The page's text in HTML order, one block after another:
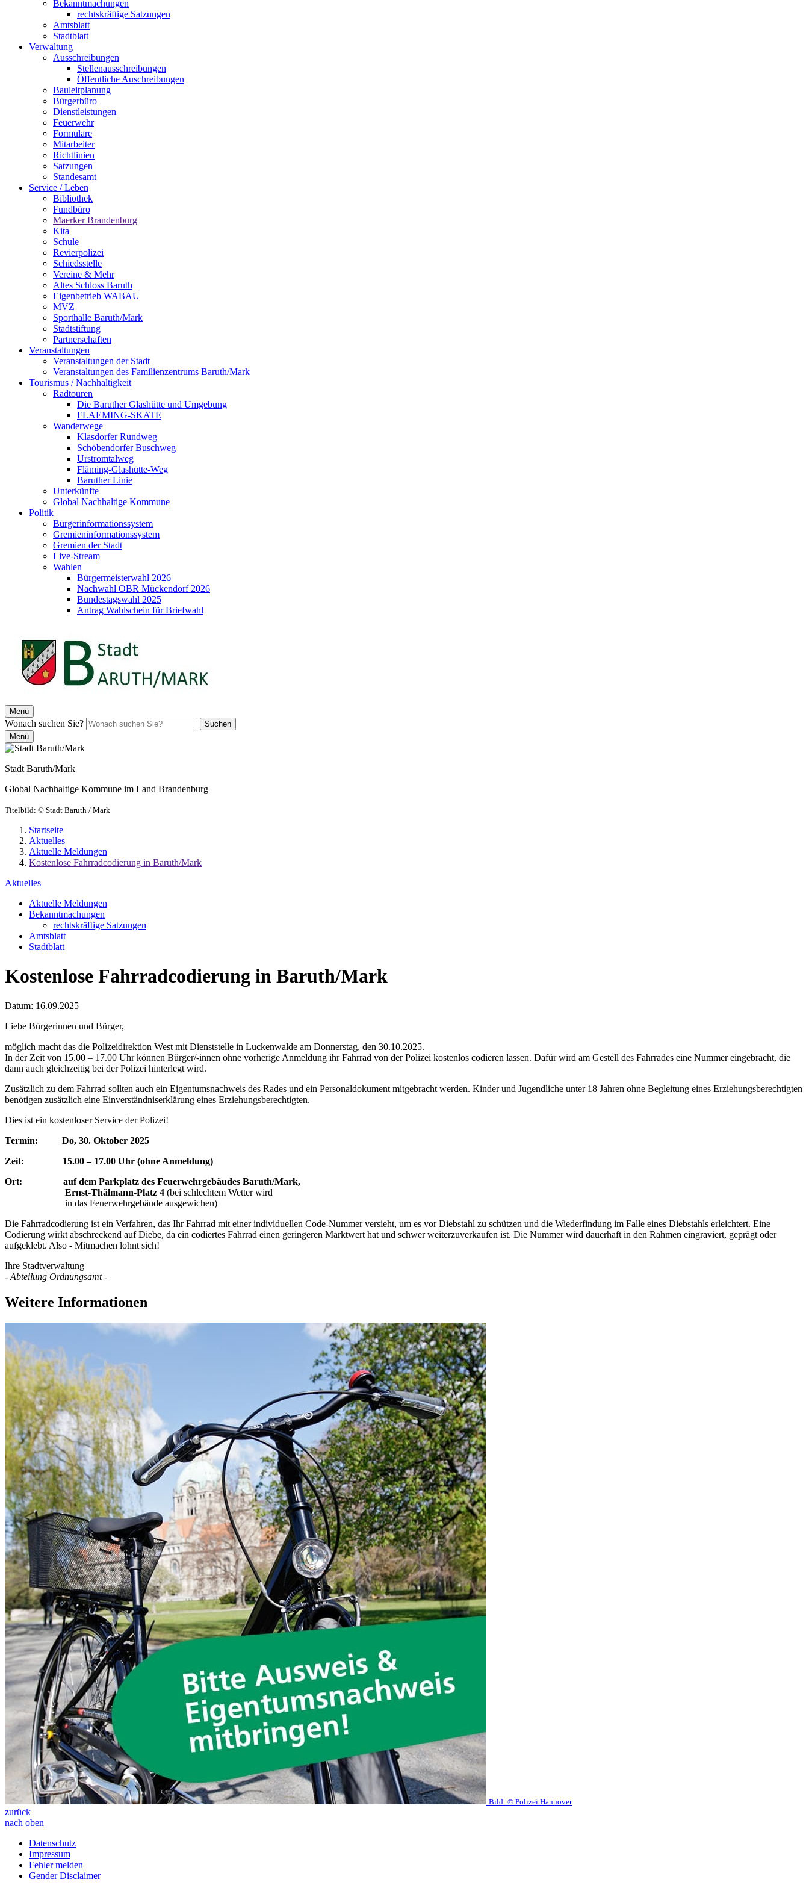
Bekanntmachungen
rechtskräftige Satzungen
Amtsblatt
Stadtblatt
Verwaltung
Ausschreibungen
Stellenausschreibungen
Öffentliche Auschreibungen
Bauleitplanung
Bürgerbüro
Dienstleistungen
Feuerwehr
Formulare
Mitarbeiter
Richtlinien
Satzungen
Standesamt
Service / Leben
Bibliothek
Fundbüro
Maerker Brandenburg
Kita
Schule
Revierpolizei
Schiedsstelle
Vereine & Mehr
Altes Schloss Baruth
Eigenbetrieb WABAU
MVZ
Sporthalle Baruth/Mark
Stadtstiftung
Partnerschaften
Veranstaltungen
Veranstaltungen der Stadt
Veranstaltungen des Familienzentrums Baruth/Mark
Tourismus / Nachhaltigkeit
Radtouren
Die Baruther Glashütte und Umgebung
FLAEMING-SKATE
Wanderwege
Klasdorfer Rundweg
Schöbendorfer Buschweg
Urstromtalweg
Fläming-Glashütte-Weg
Baruther Linie
Unterkünfte
Global Nachhaltige Kommune
Politik
Bürgerinformationssystem
Gremieninformationssystem
Gremien der Stadt
Live-Stream
Wahlen
Bürgermeisterwahl 2026
Nachwahl OBR Mückendorf 2026
Bundestagswahl 2025
Antrag Wahlschein für Briefwahl
Menü
Wonach suchen Sie?
Suchen
Menü
Stadt Baruth/Mark
Global Nachhaltige Kommune im Land Brandenburg
Titelbild: © Stadt Baruth / Mark
Startseite
Aktuelles
Aktuelle Meldungen
Kostenlose Fahrradcodierung in Baruth/Mark
Aktuelles
Aktuelle Meldungen
Bekanntmachungen
rechtskräftige Satzungen
Amtsblatt
Stadtblatt
Kostenlose Fahrradcodierung in Baruth/Mark
Datum: 16.09.2025
Liebe Bürgerinnen und Bürger,
möglich macht das die Polizeidirektion West mit Dienststelle in Luckenwalde am Donnerstag, den 30.10.2025.
In der Zeit von 15.00 – 17.00 Uhr können Bürger/-innen ohne vorherige Anmeldung ihr Fahrrad von der Polizei kostenlos codieren lassen. Dafür wird am Gestell des Fahrrades eine Nummer eingebracht, die
dann auch gleichzeitig bei der Polizei hinterlegt wird.
Zusätzlich zu dem Fahrrad sollten auch ein Eigentumsnachweis des Rades und ein Personaldokument mitgebracht werden. Kinder und Jugendliche unter 18 Jahren ohne Begleitung eines Erziehungsberechtigten
benötigen zusätzlich eine Einverständniserklärung eines Erziehungsberechtigten.
Dies ist ein kostenloser Service der Polizei!
Termin: Do, 30. Oktober 2025
Zeit: 15.00 – 17.00 Uhr (ohne Anmeldung)
Ort: auf dem Parkplatz des Feuerwehrgebäudes Baruth/Mark,
Ernst-Thälmann-Platz 4 (bei schlechtem Wetter wird
in das Feuerwehrgebäude ausgewichen)
Die Fahrradcodierung ist ein Verfahren, das Ihr Fahrrad mit einer individuellen Code-Nummer versieht, um es vor Diebstahl zu schützen und die Wiederfindung im Falle eines Diebstahls erleichtert. Eine
Codierung wirkt abschreckend auf Diebe, da ein codiertes Fahrrad einen geringeren Marktwert hat und schwer weiterzuverkaufen ist. Die Nummer wird dauerhaft in den Rahmen eingraviert, geprägt oder
aufgeklebt. Also - Mitmachen lohnt sich!
Ihre Stadtverwaltung
- Abteilung Ordnungsamt -
Weitere Informationen
Bild: © Polizei Hannover
zurück
nach oben
Datenschutz
Impressum
Fehler melden
Gender Disclaimer